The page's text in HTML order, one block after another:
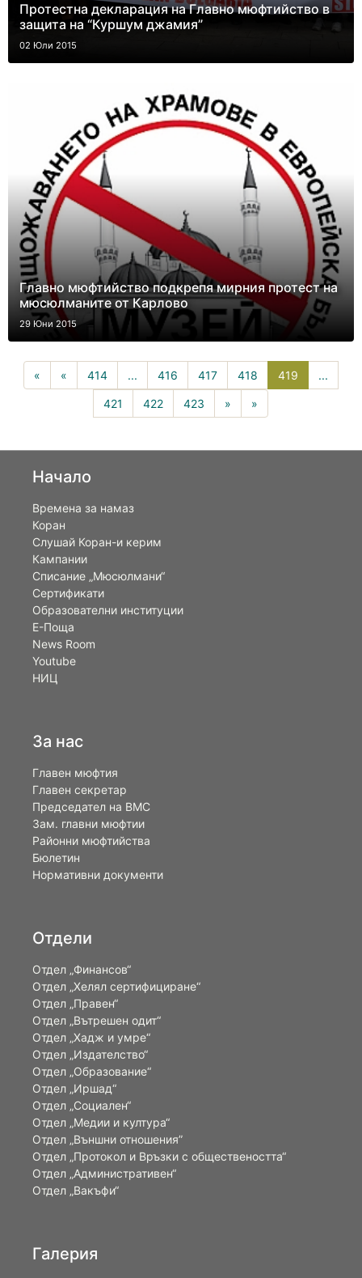
Протестна декларация на Главно мюфтийство в
защита на “Куршум джамия”
02 Юли 2015
Главно мюфтийство подкрепя мирния протест на
мюсюлманите от Карлово
29 Юни 2015
« « 414 ... 416 417 418 419 ...
421 422 423 » »
Начало
Времена за намаз
Коран
Слушай Коран-и керим
Кампании
Списание „Мюсюлмани“
Сертификати
Образователни институции
Е-Поща
News Room
Youtube
НИЦ
За нас
Главен мюфтия
Главен секретар
Председател на ВМС
Зам. главни мюфтии
Районни мюфтийства
Бюлетин
Нормативни документи
Отдели
Отдел „Финансов“
Отдел „Хелял сертифициране“
Отдел „Правен“
Отдел „Вътрешен одит“
Отдел „Хадж и умре“
Отдел „Издателство“
Отдел „Образование“
Отдел „Иршад“
Отдел „Социален“
Отдел „Медии и култура“
Отдел „Външни отношения”
Oтдел „Протокол и Връзки с обществеността“
Отдел „Административен“
Отдел „Вакъфи“
Галерия